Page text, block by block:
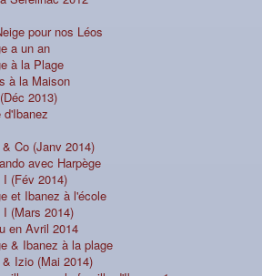
pour nos Léos
a un an
à la Plage
à la Maison
2013)
d'Ibanez
Co (Janv 2014)
avec Harpège
(Fév 2014)
et Ibanez à l'école
(Mars 2014)
en Avril 2014
& Ibanez à la plage
Izio (Mai 2014)